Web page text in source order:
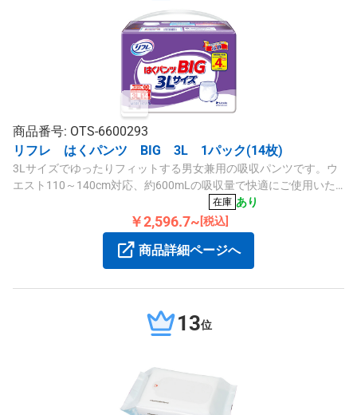
商品番号: OTS-6600293
リフレ はくパンツ BIG 3L 1パック(14枚)
3Lサイズでゆったりフィットする男女兼用の吸収パンツです。ウ
エスト110～140cm対応、約600mLの吸収量で快適にご使用いた
在庫 あり
￥2,596.7~ [税込]
商品詳細ページへ
13位